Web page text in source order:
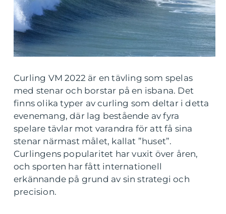
Curling VM 2022 är en tävling som spelas
med stenar och borstar på en isbana. Det
finns olika typer av curling som deltar i detta
evenemang, där lag bestående av fyra
spelare tävlar mot varandra för att få sina
stenar närmast målet, kallat ”huset”.
Curlingens popularitet har vuxit över åren,
och sporten har fått internationell
erkännande på grund av sin strategi och
precision.